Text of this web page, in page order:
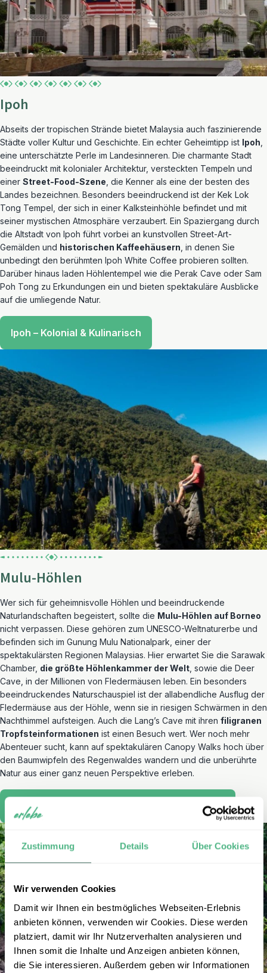
Zustimmung Details Über Cookies
Wir verwenden Cookies
Damit wir Ihnen ein bestmögliches Webseiten-Erlebnis
anbieten können, verwenden wir Cookies. Diese werden
platziert, damit wir Ihr Nutzerverhalten analysieren und
Ihnen somit die Inhalte und Anzeigen anbieten können,
die Sie interessieren. Außerdem geben wir Informationen
Ipoh
Abseits der tropischen Strände bietet Malaysia auch faszinierende
Städte voller Kultur und Geschichte. Ein echter Geheimtipp ist Ipoh
eine unterschätzte Perle im Landesinneren. Die charmante Stadt
beeindruckt mit kolonialer Architektur, versteckten Tempeln und
einer Street-Food-Szene , die Kenner als eine der besten des
Landes bezeichnen. Besonders beeindruckend ist der Kek Lok
Tong Tempel, der sich in einer Kalksteinhöhle befindet und mit
seiner mystischen Atmosphäre verzaubert. Ein Spaziergang durch
die Altstadt von Ipoh führt vorbei an kunstvollen Street-Art-
Gemälden und historischen Kaffeehäusern , in denen Sie
unbedingt den berühmten Ipoh White Coffee probieren sollten.
Darüber hinaus laden Höhlentempel wie die Perak Cave oder Sam
Poh Tong zu Erkundungen ein und bieten spektakuläre Ausblicke
auf die umliegende Natur.
Ipoh – Kolonial & Kulinarisch
Mulu-Höhlen
Wer sich für geheimnisvolle Höhlen und beeindruckende
Naturlandschaften begeistert, sollte die Mulu-Höhlen auf Borneo
nicht verpassen. Diese gehören zum UNESCO-Weltnaturerbe und
befinden sich im Gunung Mulu Nationalpark, einer der
spektakulärsten Regionen Malaysias. Hier erwartet Sie die Sarawak
Chamber, die größte Höhlenkammer der Welt , sowie die Deer
Cave, in der Millionen von Fledermäusen leben. Ein besonders
beeindruckendes Naturschauspiel ist der allabendliche Ausflug der
Fledermäuse aus der Höhle, wenn sie in riesigen Schwärmen in den
Nachthimmel aufsteigen. Auch die Lang’s Cave mit ihren filigranen
Tropfsteinformationen ist einen Besuch wert. Wer noch mehr
Abenteuer sucht, kann auf spektakulären Canopy Walks hoch über
den Baumwipfeln des Regenwaldes wandern und die unberührte
Natur aus einer ganz neuen Perspektive erleben.
Flatternde Fledermäuse im Mulu Nationalpark